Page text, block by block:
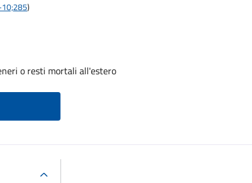
)
o resti mortali all'estero